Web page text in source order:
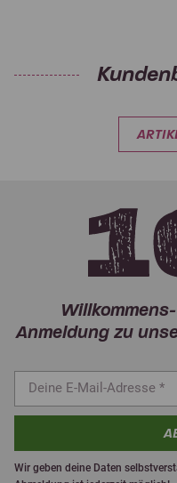
Anmeldung zu
Wir geben deine Daten